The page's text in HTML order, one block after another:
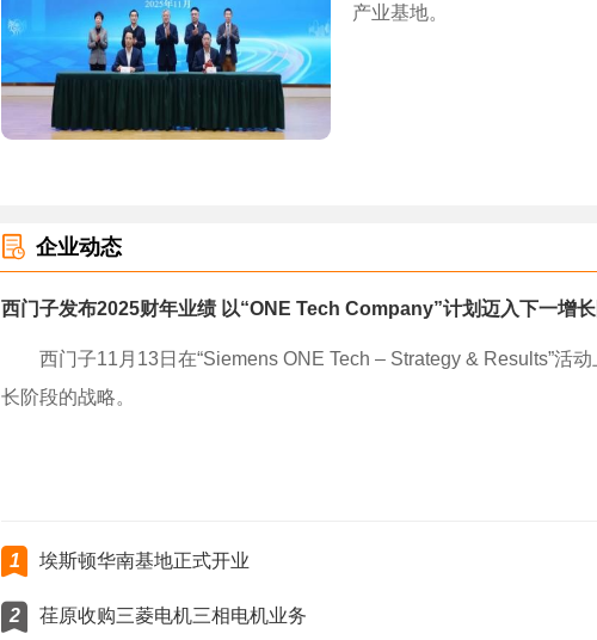
产业基地。
企业动态
西门子发布2025财年业绩 以“ONE Tech Company”计划迈入下一增
西门子11月13日在“Siemens ONE Tech – Strategy & Results”活
长阶段的战略。
1 埃斯顿华南基地正式开业
2 荏原收购三菱电机三相电机业务